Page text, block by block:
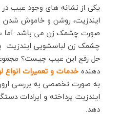
یکی از نشانه های وجود عیب
ایندزیت، روشن و خاموش شدن
صورت چشمک زن می باشد. اما
چشمک زن لباسشویی ایندزیت
حل رفع این عیب چیست؟
دهندهخدمات و تعمیرات انواع
به صورت تخصصی به بررسی
ایندزیت پرداخته و ایرادات
دهد.